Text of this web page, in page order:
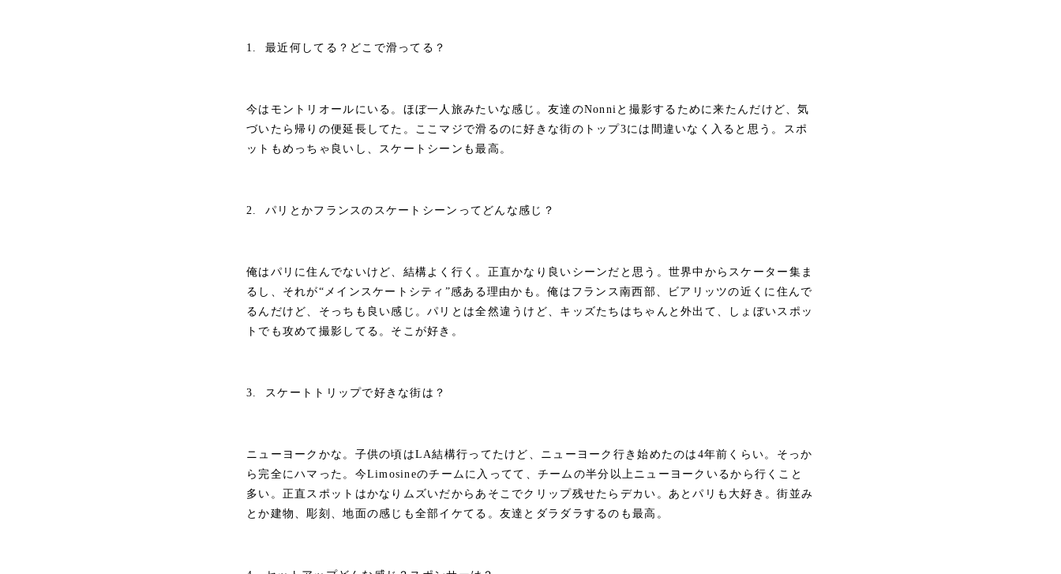
1. 最近何してる？どこで滑ってる？
今はモントリオールにいる。ほぼ一人旅みたいな感じ。友達のNonniと撮影するために来たんだけど、気
づいたら帰りの便延長してた。ここマジで滑るのに好きな街のトップ3には間違いなく入ると思う。スポ
ットもめっちゃ良いし、スケートシーンも最高。
2. パリとかフランスのスケートシーンってどんな感じ？
俺はパリに住んでないけど、結構よく行く。正直かなり良いシーンだと思う。世界中からスケーター集ま
るし、それが“メインスケートシティ”感ある理由かも。俺はフランス南西部、ビアリッツの近くに住んで
るんだけど、そっちも良い感じ。パリとは全然違うけど、キッズたちはちゃんと外出て、しょぼいスポッ
トでも攻めて撮影してる。そこが好き。
3. スケートトリップで好きな街は？
ニューヨークかな。子供の頃はLA結構行ってたけど、ニューヨーク行き始めたのは4年前くらい。そっか
ら完全にハマった。今Limosineのチームに入ってて、チームの半分以上ニューヨークいるから行くこと
多い。正直スポットはかなりムズいだからあそこでクリップ残せたらデカい。あとパリも大好き。街並み
とか建物、彫刻、地面の感じも全部イケてる。友達とダラダラするのも最高。